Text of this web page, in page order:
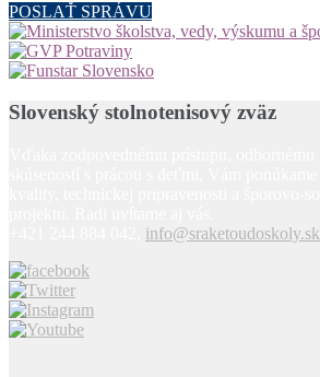
POSLAŤ SPRÁVU
Slovenský stolnotenisový zväz
info@sraketoudoskoly.sk